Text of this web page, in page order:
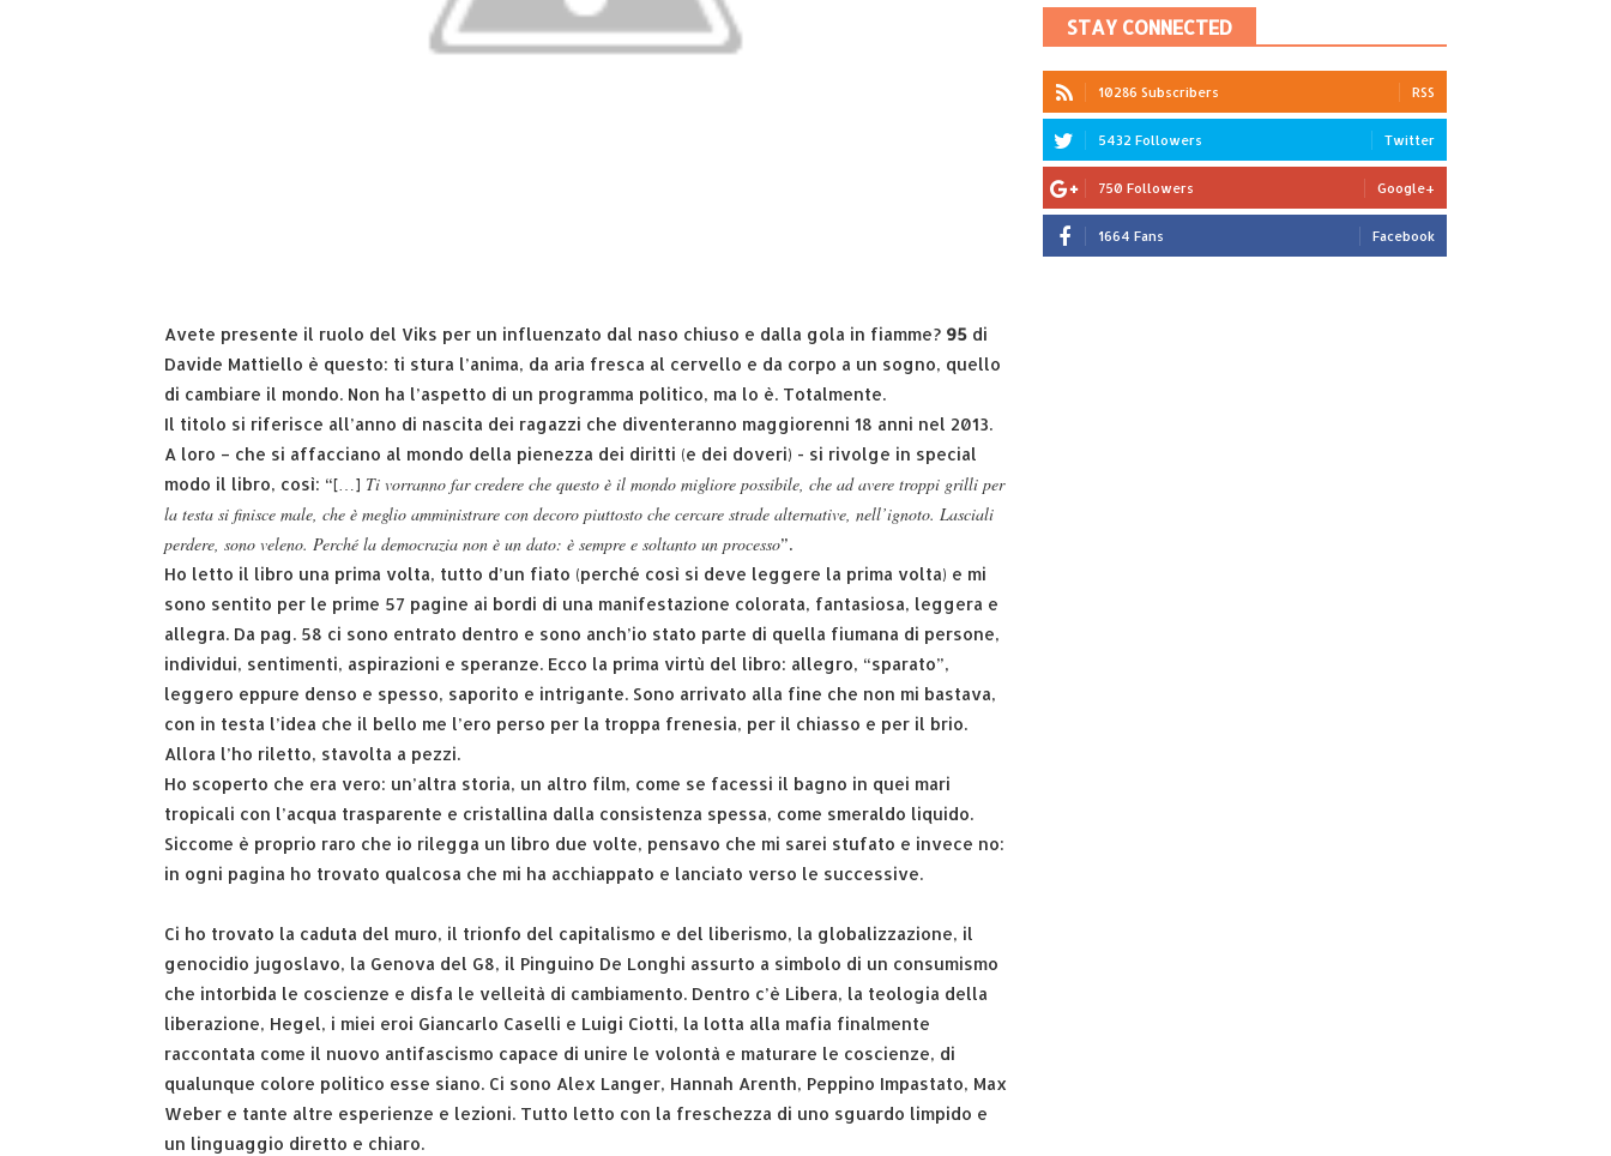
Avete presente il ruolo del Viks per un influenzato dal naso chiuso e dalla gola in fiamme? 95 di
Davide Mattiello è questo: ti stura l’anima, da aria fresca al cervello e da corpo a un sogno, quello
di cambiare il mondo. Non ha l’aspetto di un programma politico, ma lo è. Totalmente.
Il titolo si riferisce all’anno di nascita dei ragazzi che diventeranno maggiorenni 18 anni nel 2013.
A loro – che si affacciano al mondo della pienezza dei diritti (e dei doveri) - si rivolge in special
modo il libro, così: “[…] Ti vorranno far credere che questo è il mondo migliore possibile, che ad avere troppi grilli per
la testa si finisce male, che è meglio amministrare con decoro piuttosto che cercare strade alternative, nell’ignoto. Lasciali
perdere, sono veleno. Perché la democrazia non è un dato: è sempre e soltanto un processo”.
Ho letto il libro una prima volta, tutto d’un fiato (perché così si deve leggere la prima volta) e mi
sono sentito per le prime 57 pagine ai bordi di una manifestazione colorata, fantasiosa, leggera e
allegra. Da pag. 58 ci sono entrato dentro e sono anch’io stato parte di quella fiumana di persone,
individui, sentimenti, aspirazioni e speranze. Ecco la prima virtù del libro: allegro, “sparato”,
leggero eppure denso e spesso, saporito e intrigante. Sono arrivato alla fine che non mi bastava,
con in testa l’idea che il bello me l’ero perso per la troppa frenesia, per il chiasso e per il brio.
Allora l’ho riletto, stavolta a pezzi.
Ho scoperto che era vero: un’altra storia, un altro film, come se facessi il bagno in quei mari
tropicali con l’acqua trasparente e cristallina dalla consistenza spessa, come smeraldo liquido.
Siccome è proprio raro che io rilegga un libro due volte, pensavo che mi sarei stufato e invece no:
in ogni pagina ho trovato qualcosa che mi ha acchiappato e lanciato verso le successive.
Ci ho trovato la caduta del muro, il trionfo del capitalismo e del liberismo, la globalizzazione, il
genocidio jugoslavo, la Genova del G8, il Pinguino De Longhi assurto a simbolo di un consumismo
che intorbida le coscienze e disfa le velleità di cambiamento. Dentro c’è Libera, la teologia della
liberazione, Hegel, i miei eroi Giancarlo Caselli e Luigi Ciotti, la lotta alla mafia finalmente
raccontata come il nuovo antifascismo capace di unire le volontà e maturare le coscienze, di
qualunque colore politico esse siano. Ci sono Alex Langer, Hannah Arenth, Peppino Impastato, Max
Weber e tante altre esperienze e lezioni. Tutto letto con la freschezza di uno sguardo limpido e
un linguaggio diretto e chiaro.
STAY CONNECTED
10286 Subscribers RSS
5432 Followers Twitter
750 Followers Google+
1664 Fans Facebook